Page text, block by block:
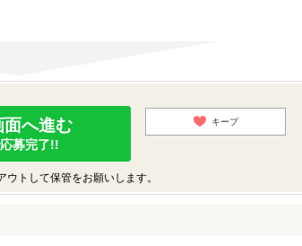
面へ進む
募完了!!
キープ
トして保管をお願いします。